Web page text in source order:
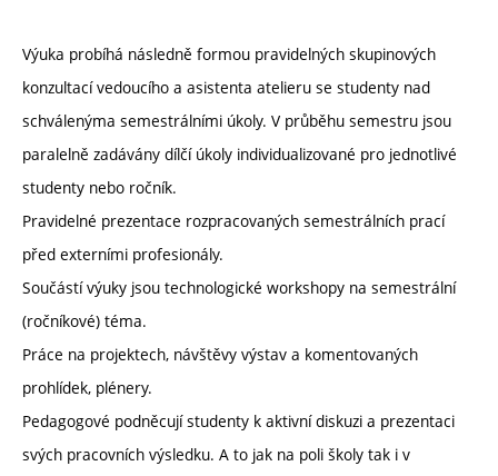
Výuka probíhá následně formou pravidelných skupinových
konzultací vedoucího a asistenta atelieru se studenty nad
schválenýma semestrálními úkoly. V průběhu semestru jsou
paralelně zadávány dílčí úkoly individualizované pro jednotlivé
studenty nebo ročník.
Pravidelné prezentace rozpracovaných semestrálních prací
před externími profesionály.
Součástí výuky jsou technologické workshopy na semestrální
(ročníkové) téma.
Práce na projektech, návštěvy výstav a komentovaných
prohlídek, plénery.
Pedagogové podněcují studenty k aktivní diskuzi a prezentaci
svých pracovních výsledku. A to jak na poli školy tak i v